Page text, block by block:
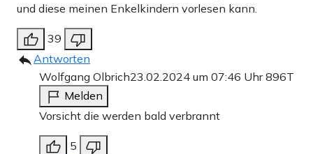
und diese meinen Enkelkindern vorlesen kann.
39
Antworten
Wolfgang Olbrich23.02.2024 um 07:46 Uhr896T
Melden
Vorsicht die werden bald verbrannt
5